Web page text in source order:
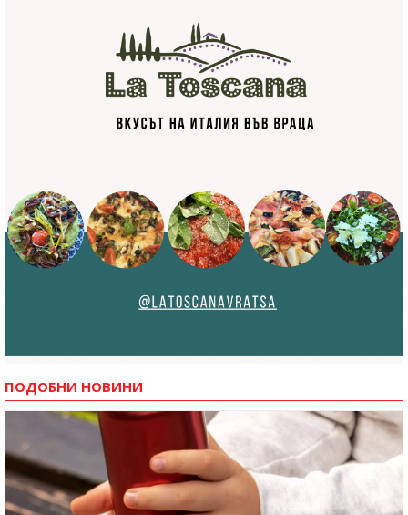
ПОДОБНИ НОВИНИ